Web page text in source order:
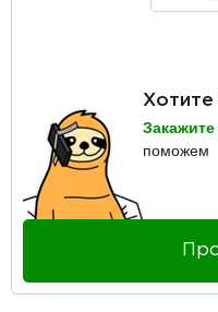
Хотите
поможем